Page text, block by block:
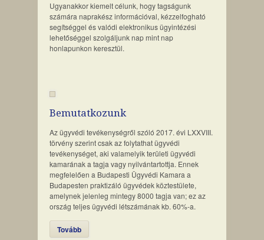
Ugyanakkor kiemelt célunk, hogy tagságunk
számára naprakész információval, kézzelfogható
segítséggel és valódi elektronikus ügyintézési
lehetőséggel szolgáljunk nap mint nap
honlapunkon keresztül.
Bemutatkozunk
Az ügyvédi tevékenységről szóló 2017. évi LXXVIII.
törvény szerint csak az folytathat ügyvédi
tevékenységet, aki valamelyik területi ügyvédi
kamarának a tagja vagy nyilvántartottja. Ennek
megfelelően a Budapesti Ügyvédi Kamara a
Budapesten praktizáló ügyvédek köztestülete,
amelynek jelenleg mintegy 8000 tagja van; ez az
ország teljes ügyvédi létszámának kb. 60%-a.
Tovább